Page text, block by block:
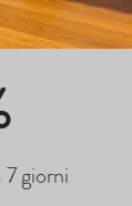
7 giorni